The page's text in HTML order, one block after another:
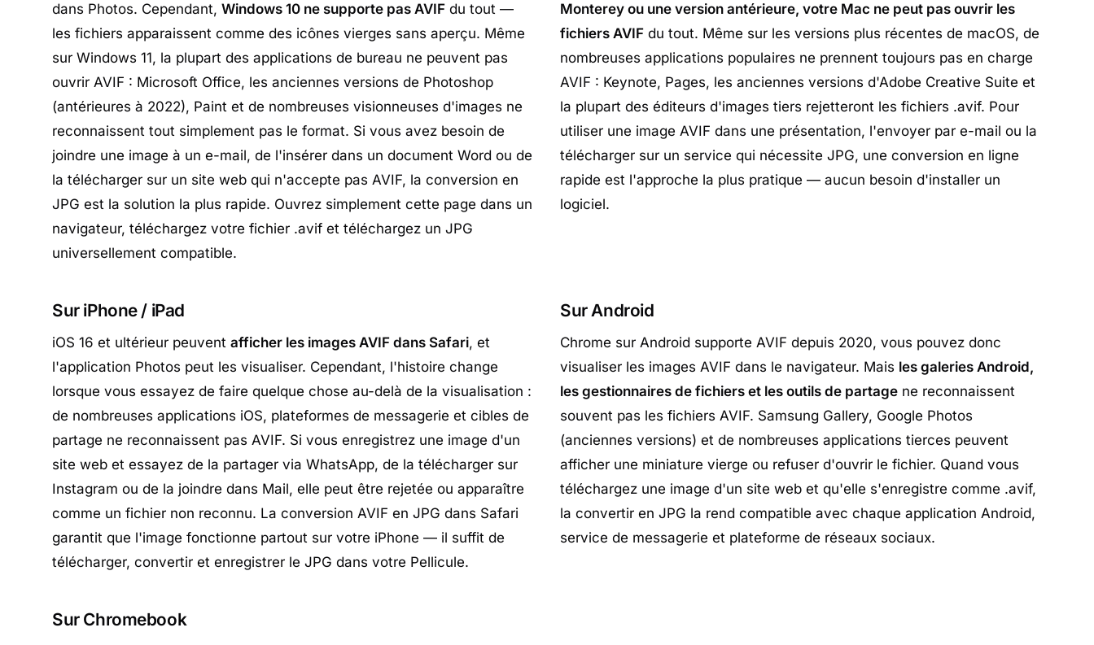
dans Photos. Cependant, Windows 10 ne supporte pas AVIF du tout —
les fichiers apparaissent comme des icônes vierges sans aperçu. Même
sur Windows 11, la plupart des applications de bureau ne peuvent pas
ouvrir AVIF : Microsoft Office, les anciennes versions de Photoshop
(antérieures à 2022), Paint et de nombreuses visionneuses d'images ne
reconnaissent tout simplement pas le format. Si vous avez besoin de
joindre une image à un e-mail, de l'insérer dans un document Word ou de
la télécharger sur un site web qui n'accepte pas AVIF, la conversion en
JPG est la solution la plus rapide. Ouvrez simplement cette page dans un
navigateur, téléchargez votre fichier .avif et téléchargez un JPG
universellement compatible.
Monterey ou une version antérieure, votre Mac ne peut pas ouvrir les
fichiers AVIF du tout. Même sur les versions plus récentes de macOS, de
nombreuses applications populaires ne prennent toujours pas en charge
AVIF : Keynote, Pages, les anciennes versions d'Adobe Creative Suite et
la plupart des éditeurs d'images tiers rejetteront les fichiers .avif. Pour
utiliser une image AVIF dans une présentation, l'envoyer par e-mail ou la
télécharger sur un service qui nécessite JPG, une conversion en ligne
rapide est l'approche la plus pratique — aucun besoin d'installer un
logiciel.
Sur iPhone / iPad
iOS 16 et ultérieur peuvent afficher les images AVIF dans Safari, et
l'application Photos peut les visualiser. Cependant, l'histoire change
lorsque vous essayez de faire quelque chose au-delà de la visualisation :
de nombreuses applications iOS, plateformes de messagerie et cibles de
partage ne reconnaissent pas AVIF. Si vous enregistrez une image d'un
site web et essayez de la partager via WhatsApp, de la télécharger sur
Instagram ou de la joindre dans Mail, elle peut être rejetée ou apparaître
comme un fichier non reconnu. La conversion AVIF en JPG dans Safari
garantit que l'image fonctionne partout sur votre iPhone — il suffit de
télécharger, convertir et enregistrer le JPG dans votre Pellicule.
Sur Android
Chrome sur Android supporte AVIF depuis 2020, vous pouvez donc
visualiser les images AVIF dans le navigateur. Mais les galeries Android,
les gestionnaires de fichiers et les outils de partage ne reconnaissent
souvent pas les fichiers AVIF. Samsung Gallery, Google Photos
(anciennes versions) et de nombreuses applications tierces peuvent
afficher une miniature vierge ou refuser d'ouvrir le fichier. Quand vous
téléchargez une image d'un site web et qu'elle s'enregistre comme .avif,
la convertir en JPG la rend compatible avec chaque application Android,
service de messagerie et plateforme de réseaux sociaux.
Sur Chromebook